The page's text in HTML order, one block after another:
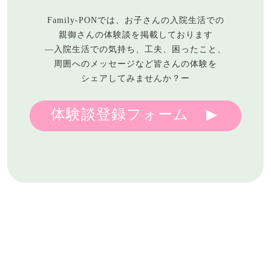
Family-PONでは、お子さんの入院生活での
親御さんの体験談を掲載しております
―入院生活での気持ち、工夫、困ったこと、
周囲へのメッセージなど皆さんの体験を
シェアしてみませんか？ー
体験談登録フォーム